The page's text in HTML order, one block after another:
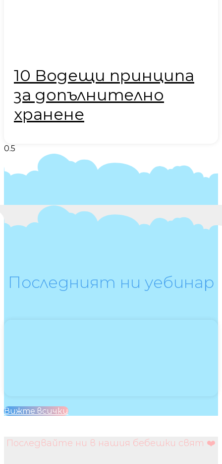
10 Водещи принципа
за допълнително
хранене
Последният ни уебинар
Вижте всички
Последвайте ни в нашия бебешки свят ❤️